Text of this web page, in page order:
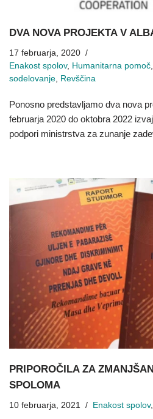
DVA NOVA PROJEKTA V
17 februarja, 2020
Enakost spolov, Humanitarna pomoč,
sodelovanje, Revščina
Ponosno predstavljamo dva nova
februarja 2020 do oktobra 2022
podpori ministrstva za zunanje
PRIPOROČILA ZA
SPOLOMA
10 februarja, 2021 Enakost spolov,